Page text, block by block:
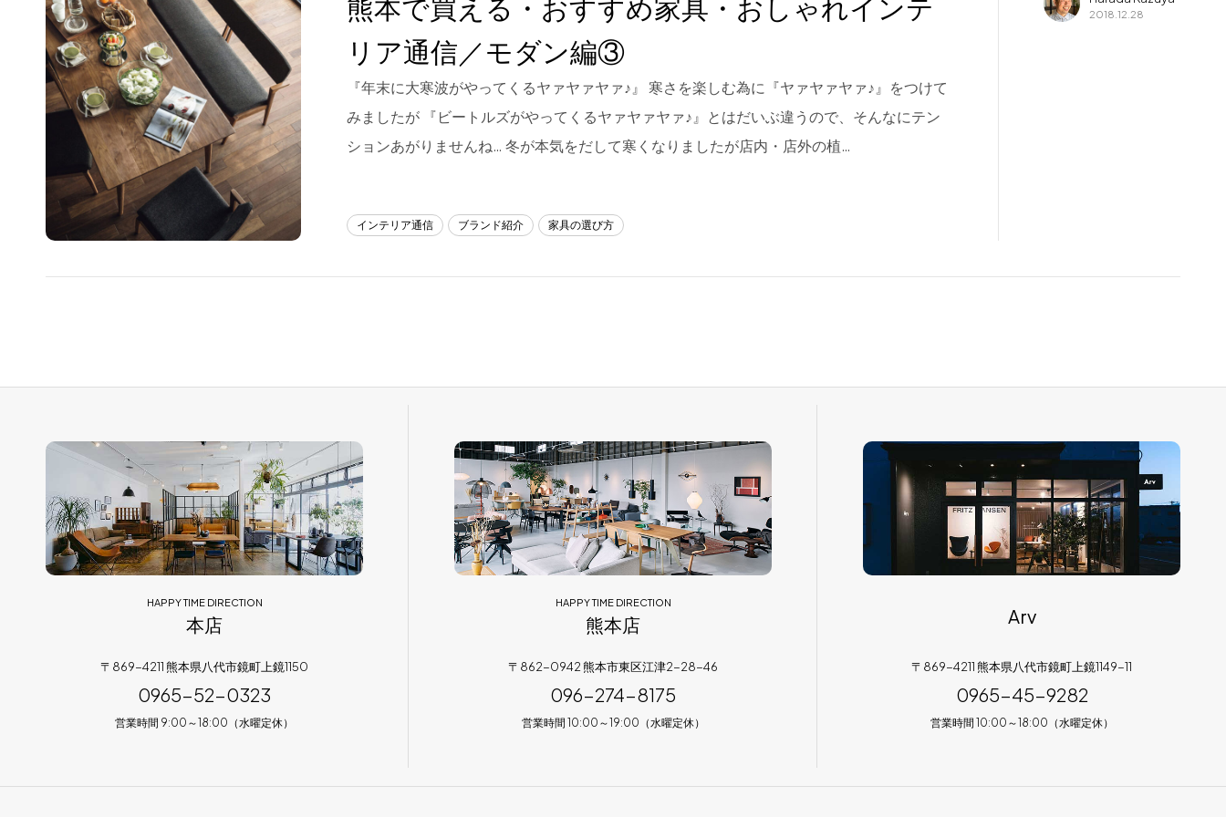
Blog
About us
for Business
Recruit
Contact
熊本店
096-274-8175
0965-45-9282
熊本で買える・おすすめ家具・おしゃれインテ
リア通信／モダン編③
『年末に大寒波がやってくるヤァヤァヤァ♪』 寒さを楽しむ為に『ヤァヤァヤァ♪』をつけて
みましたが 『ビートルズがやってくるヤァヤァヤァ♪』とはだいぶ違うので、そんなにテン
ションあがりませんね… 冬が本気をだして寒くなりましたが店内・店外の植…
インテリア通信 ブランド紹介 家具の選び方
2018.12.28
HAPPY TIME DIRECTION
本店
〒869-4211 熊本県八代市鏡町上鏡1150
0965-52-0323
営業時間 9:00～18:00（水曜定休）
HAPPY TIME DIRECTION
熊本店
〒862-0942 熊本市東区江津2-28-46
096-274-8175
営業時間 10:00～19:00（水曜定休）
Arv
〒869-4211 熊本県八代市鏡町上鏡1149-11
0965-45-9282
営業時間 10:00～18:00（水曜定休）